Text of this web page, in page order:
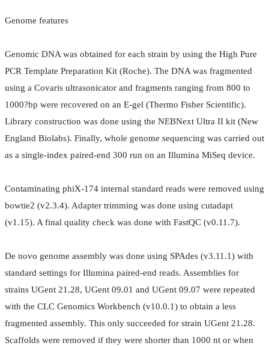
Genome features
Genomic DNA was obtained for each strain by using the High Pure
PCR Template Preparation Kit (Roche). The DNA was fragmented
using a Covaris ultrasonicator and fragments ranging from 800 to
1000?bp were recovered on an E-gel (Thermo Fisher Scientific).
Library construction was done using the NEBNext Ultra II kit (New
England Biolabs). Finally, whole genome sequencing was carried out
as a single-index paired-end 300 run on an Illumina MiSeq device.
Contaminating phiX-174 internal standard reads were removed using
bowtie2 (v2.3.4). Adapter trimming was done using cutadapt
(v1.15). A final quality check was done with FastQC (v0.11.7).
De novo genome assembly was done using SPAdes (v3.11.1) with
standard settings for Illumina paired-end reads. Assemblies for
strains UGent 21.28, UGent 09.01 and UGent 09.07 were repeated
with the CLC Genomics Workbench (v10.0.1) to obtain a less
fragmented assembly. This only succeeded for strain UGent 21.28.
Scaffolds were removed if they were shorter than 1000 nt or when